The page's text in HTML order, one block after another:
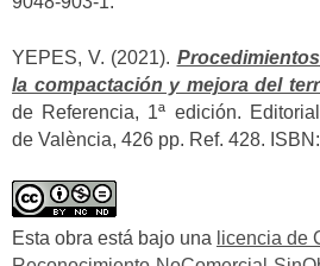
YEPES, V. (2021).
la compactación y mejora del
de Referencia, 1ª edición.
de València, 426 pp. Ref. 428.
Esta obra está bajo una licencia de